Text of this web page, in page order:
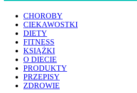
CHOROBY
CIEKAWOSTKI
DIETY
FITNESS
KSIĄŻKI
O DIECIE
PRODUKTY
PRZEPISY
ZDROWIE